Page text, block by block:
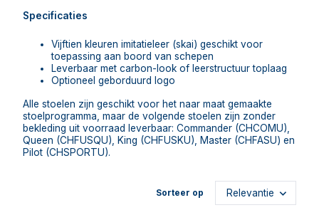
Specificaties
Vijftien kleuren imitatieleer (skai) geschikt voor
toepassing aan boord van schepen
Leverbaar met carbon-look of leerstructuur toplaag
Optioneel geborduurd logo
Alle stoelen zijn geschikt voor het naar maat gemaakte
stoelprogramma, maar de volgende stoelen zijn zonder
bekleding uit voorraad leverbaar: Commander (CHCOMU),
Queen (CHFUSQU), King (CHFUSKU), Master (CHFASU) en
Pilot (CHSPORTU).
Sorteer op